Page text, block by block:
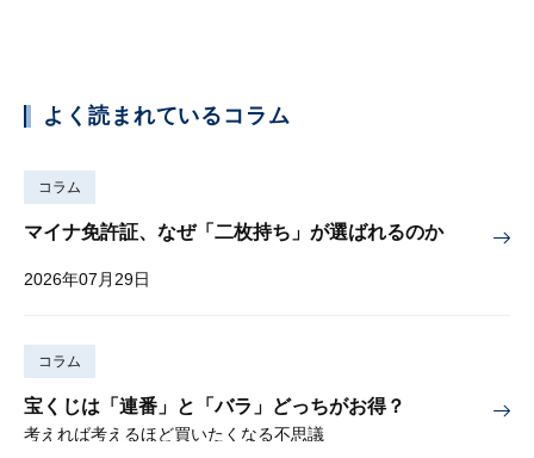
よく読まれているコラム
コラム
マイナ免許証、なぜ「二枚持ち」が選ばれるのか
2026年07月29日
コラム
宝くじは「連番」と「バラ」どっちがお得？
考えれば考えるほど買いたくなる不思議